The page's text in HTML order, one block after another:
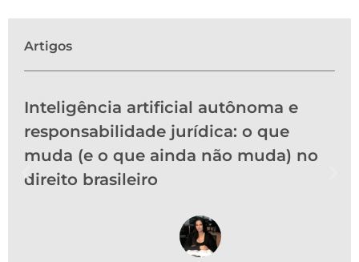
Artigos
Inteligência artificial autônoma e
responsabilidade jurídica: o que
muda (e o que ainda não muda) no
direito brasileiro